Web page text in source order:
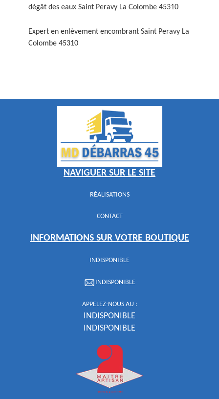
dégât des eaux Saint Peravy La Colombe 45310
Expert en enlèvement encombrant Saint Peravy La
Colombe 45310
NAVIGUER SUR LE SITE
RÉALISATIONS
CONTACT
INFORMATIONS SUR VOTRE BOUTIQUE
INDISPONIBLE
INDISPONIBLE
APPELEZ-NOUS AU :
INDISPONIBLE
INDISPONIBLE